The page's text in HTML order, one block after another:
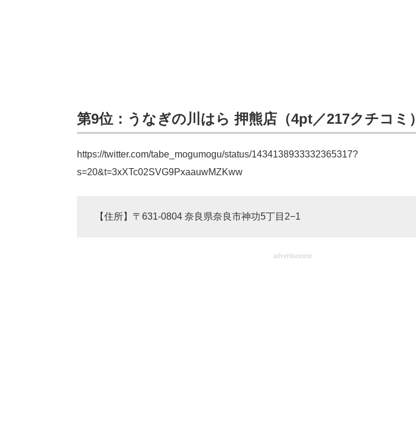
第9位：うなぎの川はら 押熊店（4pt／217クチコミ）
https://twitter.com/tabe_mogumogu/status/1434138933332365317?
s=20&t=3xXTc02SVG9PxaauwMZKww
【住所】〒631-0804 奈良県奈良市神功5丁目2−1
advertisement